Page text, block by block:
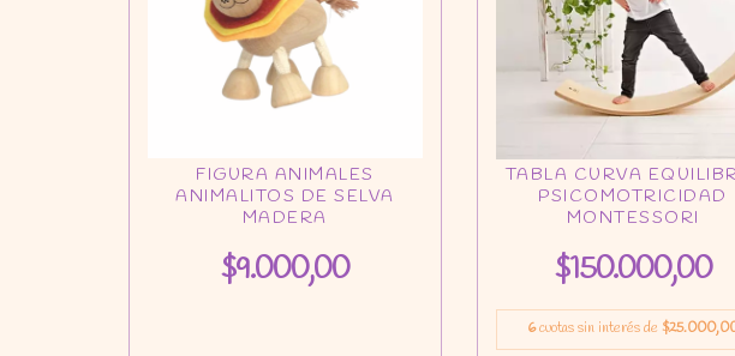
$9.000,00 $150.000,00
6 cuotas sin interés de